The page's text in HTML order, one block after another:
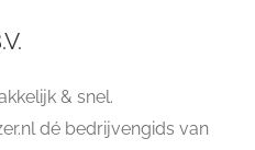
& snel.
dé bedrijvengids van